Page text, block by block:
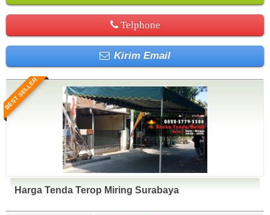
Telphone
Kirim Email
BEST SELLER
Harga Tenda Terop Miring Surabaya